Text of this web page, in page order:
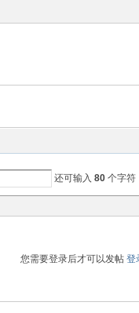
还可输入 80 个字符
您需要登录后才可以发帖 登